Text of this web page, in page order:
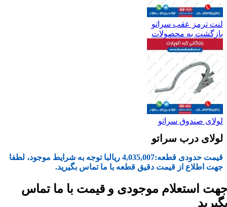
لنت ترمز عقب سراتو
بازگشت به محصولات
لولای صندوق سراتو
لولای درب سراتو
قیمت حدودی قطعه:4,035,007 ریالبا توجه به شرایط موجود، لطفا
جهت اطلاع از قیمت دقیق قطعه با ما تماس بگیرید.
استعلام موجودی و قیمت با ما تماس